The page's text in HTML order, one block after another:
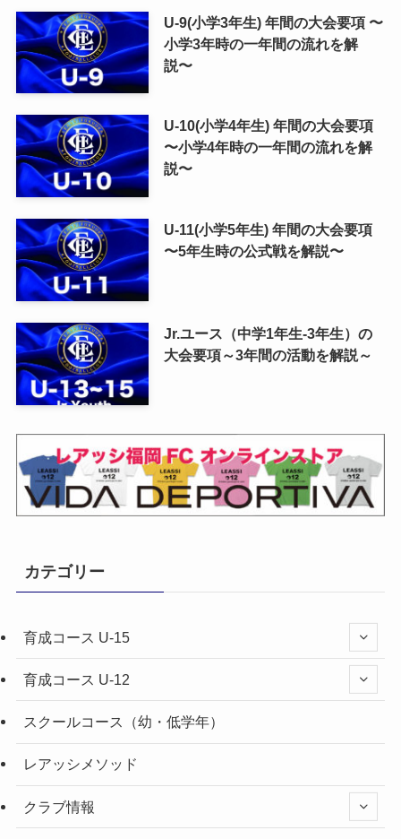
U-9(小学3年生) 年間の大会要項 〜
小学3年時の一年間の流れを解
説〜
U-10(小学4年生) 年間の大会要項
〜小学4年時の一年間の流れを解
説〜
U-11(小学5年生) 年間の大会要項
〜5年生時の公式戦を解説〜
Jr.ユース（中学1年生-3年生）の
大会要項～3年間の活動を解説～
カテゴリー
育成コース U-15
育成コース U-12
スクールコース（幼・低学年）
レアッシメソッド
クラブ情報